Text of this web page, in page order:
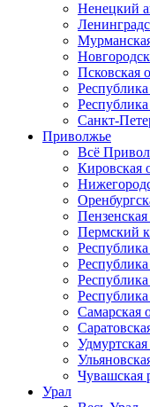
Ненецкий
Псковская
Санкт-
Приволжье
Всё
Кировская
Пензенская
Пермский
Самарская
Чувашская
Урал